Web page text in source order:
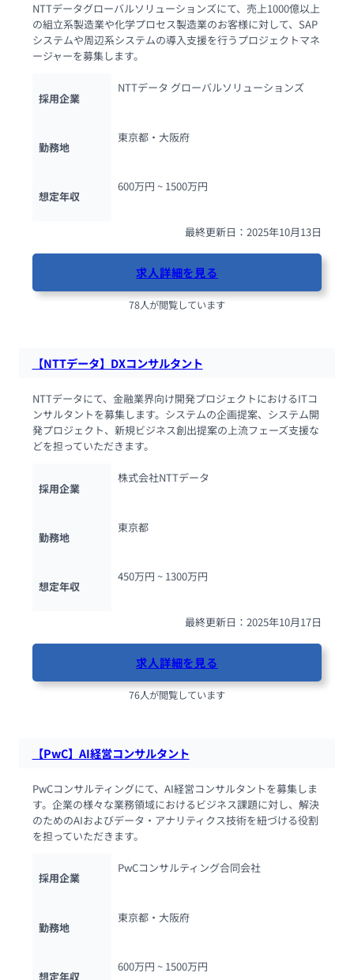
NTTデータグローバルソリューションズにて、売上1000億以上
の組立系製造業や化学プロセス製造業のお客様に対して、SAP
システムや周辺系システムの導入支援を行うプロジェクトマネ
ージャーを募集します。
採用企業
NTTデータ グローバルソリューションズ
勤務地
東京都・大阪府
想定年収
600万円 ~ 1500万円
最終更新日：2025年10月13日
求人詳細を見る
78人が閲覧しています
【NTTデータ】DXコンサルタント
NTTデータにて、金融業界向け開発プロジェクトにおけるITコ
ンサルタントを募集します。システムの企画提案、システム開
発プロジェクト、新規ビジネス創出提案の上流フェーズ支援な
どを担っていただきます。
採用企業
株式会社NTTデータ
勤務地
東京都
想定年収
450万円 ~ 1300万円
最終更新日：2025年10月17日
求人詳細を見る
76人が閲覧しています
【PwC】AI経営コンサルタント
PwCコンサルティングにて、AI経営コンサルタントを募集しま
す。企業の様々な業務領域におけるビジネス課題に対し、解決
のためのAIおよびデータ・アナリティクス技術を紐づける役割
を担っていただきます。
採用企業
PwCコンサルティング合同会社
勤務地
東京都・大阪府
想定年収
600万円 ~ 1500万円